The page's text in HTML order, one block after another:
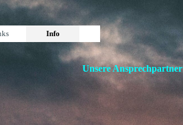
Info ▼
Unsere Ansprechpartner